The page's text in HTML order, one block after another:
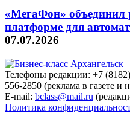
«МегаФон» объединил
платформе для
07.07.2026
Телефоны редакции: +7
556-2850 (реклама в газете и
E-mail: bclass@mail.ru
Политика